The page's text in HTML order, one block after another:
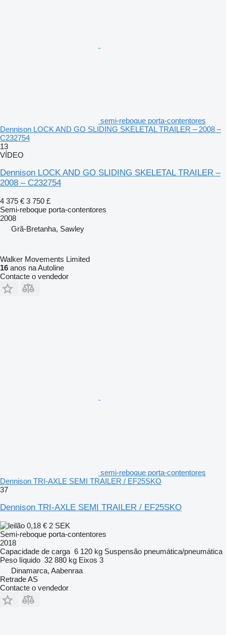
semi-reboque porta-contentores
Dennison LOCK AND GO SLIDING SKELETAL TRAILER – 2008 –
C232754
13
VÍDEO
Dennison LOCK AND GO SLIDING SKELETAL TRAILER –
2008 – C232754
4 375 € 3 750 £
Semi-reboque porta-contentores
2008
Grã-Bretanha, Sawley
Walker Movements Limited
16 anos na Autoline
Contacte o vendedor
semi-reboque porta-contentores
Dennison TRI-AXLE SEMI TRAILER / EF25SKO
37
Dennison TRI-AXLE SEMI TRAILER / EF25SKO
0,18 € 2 SEK
Semi-reboque porta-contentores
2018
Capacidade de carga 6 120 kg Suspensão pneumática/pneumática
Peso líquido 32 880 kg Eixos 3
Dinamarca, Aabenraa
Retrade AS
Contacte o vendedor